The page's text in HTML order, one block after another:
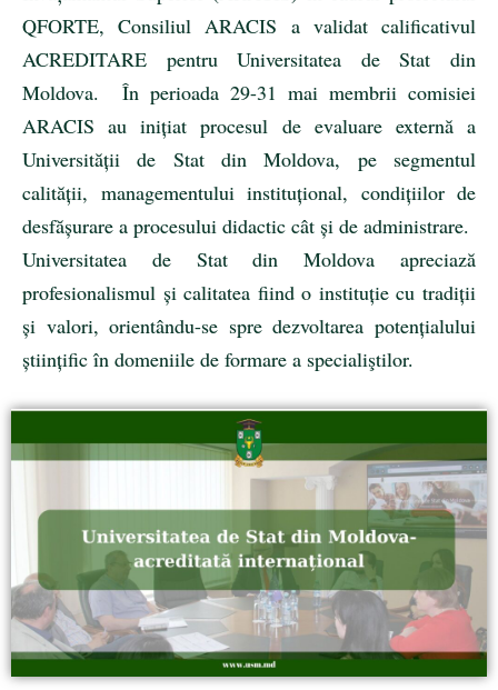
QFORTE, Consiliul ARACIS a validat calificativul
ACREDITARE pentru Universitatea de Stat din
Moldova. În perioada 29-31 mai membrii comisiei
ARACIS au inițiat procesul de evaluare externă a
Universității de Stat din Moldova, pe segmentul
calității, managementului instituțional, condițiilor de
desfășurare a procesului didactic cât și de administrare.
Universitatea de Stat din Moldova apreciază
profesionalismul și calitatea fiind o instituție cu tradiții
și valori, orientându-se spre dezvoltarea potențialului
științific în domeniile de formare a specialiştilor.